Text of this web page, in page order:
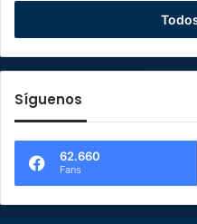
Síguenos
62.660
Fans